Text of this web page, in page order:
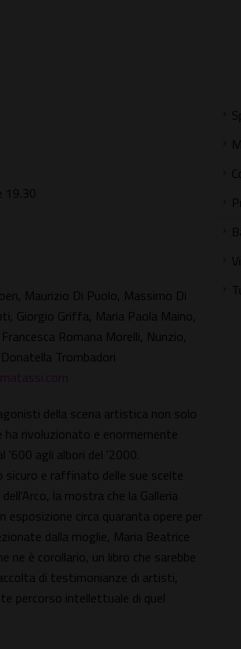
19.30
Maurizio Di Puolo, Massimo Di
Giorgio Griffa, Maria Paola Maino,
Romana Morelli, Nunzio,
Trombadori
della scena artistica non solo
ha rivoluzionato e enormemente
'600 agli albori del '2000.
e raffinato delle sue scelte
la mostra che la Galleria
esposizione circa quaranta opere per
dalla moglie, Maria Beatrice
ne è corollario, un libro che sarebbe
di testimonianze di artisti,
percorso intellettuale di quel